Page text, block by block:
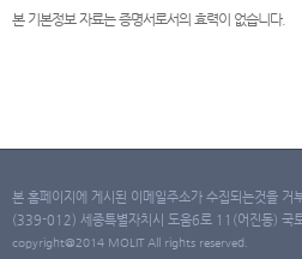
본 기본정보 자료는 증명서로서의 효력이 없습니다.
본 홈페이지에 게시된 이메일주소가 수집되는것을
(339-012) 세종특별자치시 도움6로 11(어진동)
copyright@2014 MOLIT All rights reserved.